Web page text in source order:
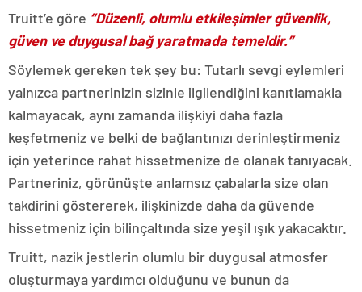
Truitt’e göre “Düzenli, olumlu etkileşimler güvenlik,
güven ve duygusal bağ yaratmada temeldir.”
Söylemek gereken tek şey bu: Tutarlı sevgi eylemleri
yalnızca partnerinizin sizinle ilgilendiğini kanıtlamakla
kalmayacak, aynı zamanda ilişkiyi daha fazla
keşfetmeniz ve belki de bağlantınızı derinleştirmeniz
için yeterince rahat hissetmenize de olanak tanıyacak.
Partneriniz, görünüşte anlamsız çabalarla size olan
takdirini göstererek, ilişkinizde daha da güvende
hissetmeniz için bilinçaltında size yeşil ışık yakacaktır.
Truitt, nazik jestlerin olumlu bir duygusal atmosfer
oluşturmaya yardımcı olduğunu ve bunun da